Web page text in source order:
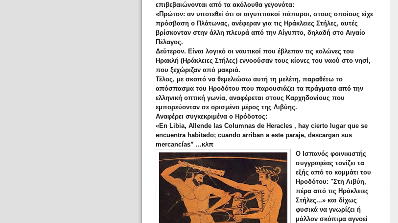
επιβεβαιώνονται από τα ακόλουθα γεγονότα:
«Πρώτον: αν υποτεθεί ότι οι αιγυπτιακοί πάπυροι, στους οποίους είχε
πρόσβαση ο Πλάτωνας, ανέφεραν για τις Ηράκλειες Στήλες, αυτές
βρίσκονταν στην άλλη πλευρά από την Αίγυπτο, δηλαδή στο Αιγαίο
Πέλαγος.
Δεύτερον. Είναι λογικό οι ναυτικοί που έβλεπαν τις κολώνες του
Ηρακλή (Ηράκλειες Στήλες) εννοούσαν τους κίονες του ναού στο νησί,
που ξεχώριζαν από μακριά.
Τέλος, με σκοπό να θεμελιώσω αυτή τη μελέτη, παραθέτω το
απόσπασμα του Ηροδότου που παρουσιάζει τα πράγματα από την
ελληνική οπτική γωνία, αναφέρεται στους Καρχηδονίους που
εμπορεύονταν σε ορισμένο μέρος της Λιβύης.
Αναφέρει συγκεκριμένα ο Ηρόδοτος:
«En Libia, Allende las Columnas de Heracles , hay cierto lugar que se
encuentra habitado; cuando arriban a este paraje, descargan sus
mercancías” ...κλπ
Ο Ισπανός φοινικιστής
συγγραφέας τονίζει τα
εξής από το κομμάτι του
Ηροδότου: "Στη Λιβύη,
πέρα από τις Ηράκλειες
Στήλες...» και δίχως
φυσικά να γνωρίζει ή
μάλλον σκόπιμα αγνοεί